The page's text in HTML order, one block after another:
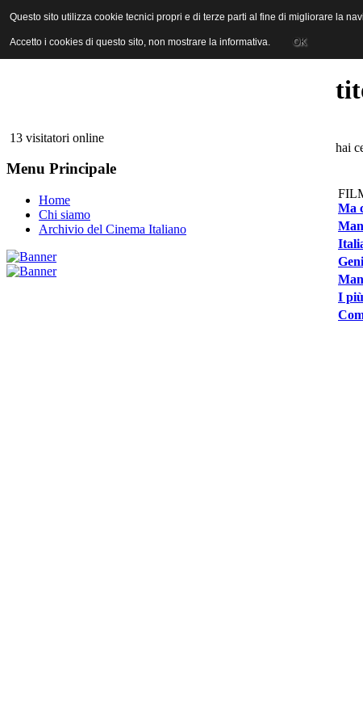
ANICA | Associazione Nazionale Industrie Cinematografiche
13 visitatori online
Menu Principale
Home
Chi siamo
Archivio del Cinema Italiano
hai
Ma
I
Questo sito utilizza cookie tecnici propri e di terze parti al fine di migliorare la
Accetto i cookies di questo sito, non mostrare la informativa. OK
Questo sito utilizza cookie tecnici propri e di terze parti al fine di migliorare la
Accetto i cookies di questo sito, non mostrare la informativa. OK